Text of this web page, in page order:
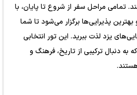
تمامی مراحل سفر از شروع تا پایان، با
پذیرایی‌ها برگزار می‌شود تا شما
یزد لذت ببرید. این تور انتخابی
دنبال ترکیبی از تاریخ، فرهنگ و